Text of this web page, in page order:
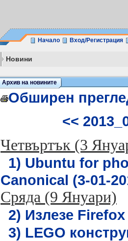
Начало Вход/Регистрация
Новини
Архив на новините
Обширен
<<
Четвъртък (3
1) Ubuntu for
Canonical (3-01-
Сряда (9 Януари)
2) Излезе Firefox
3) LEGO